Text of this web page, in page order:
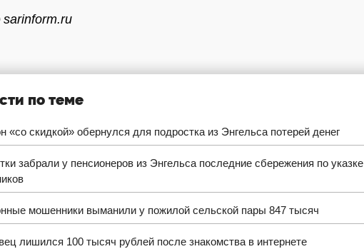
по теме
«со скидкой» обернулся для подростка из Энгельса потерей денег
забрали у пенсионеров из Энгельса последние сбережения по указке
мошенники выманили у пожилой сельской пары 847 тысяч
лишился 100 тысяч рублей после знакомства в интернете